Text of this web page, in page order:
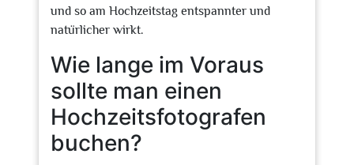
und so am Hochzeitstag entspannter und
natürlicher wirkt.
Wie lange im Voraus
sollte man einen
Hochzeitsfotografen
buchen?